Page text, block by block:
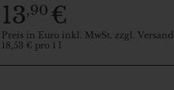
13,90 €
Preis in Euro inkl. MwSt. zzgl. Versand
18,53 € pro 1 l